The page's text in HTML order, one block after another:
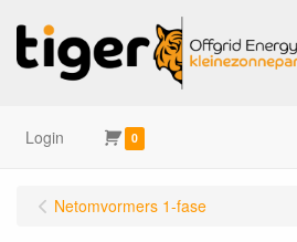
Login 0
Netomvormers 1-fase